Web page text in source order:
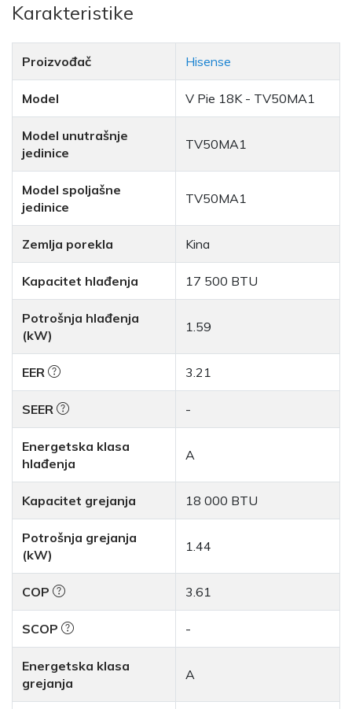
Karakteristike
Proizvođač Hisense
Model V Pie 18K - TV50MA1
Model unutrašnje
jedinice
TV50MA1
Model spoljašne
jedinice
TV50MA1
Zemlja porekla Kina
Kapacitet hlađenja 17 500 BTU
Potrošnja hlađenja
(kW)
1.59
EER 3.21
SEER -
Energetska klasa
hlađenja
A
Kapacitet grejanja 18 000 BTU
Potrošnja grejanja
(kW)
1.44
COP 3.61
SCOP -
Energetska klasa
grejanja
A